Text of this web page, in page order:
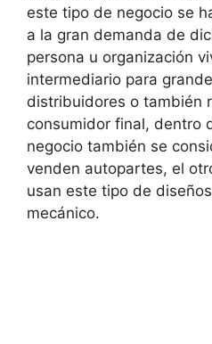
este tipo de negocio se
a la gran demanda de
persona u organización
intermediario para
distribuidores o también
consumidor final, dentro
negocio también se
venden autopartes, el
usan este tipo de
mecánico.